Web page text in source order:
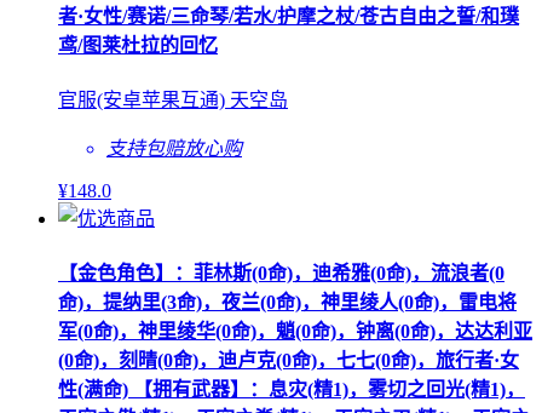
者·女性/赛诺/三命琴/若水/护摩之杖/苍古自由之誓/和璞
鸢/图莱杜拉的回忆
官服(安卓苹果互通) 天空岛
支持包赔放心购
¥148.0
【金色角色】：菲林斯(0命)，迪希雅(0命)，流浪者(0
命)，提纳里(3命)，夜兰(0命)，神里绫人(0命)，雷电将
军(0命)，神里绫华(0命)，魈(0命)，钟离(0命)，达达利亚
(0命)，刻晴(0命)，迪卢克(0命)，七七(0命)，旅行者·女
性(满命) 【拥有武器】：息灾(精1)，雾切之回光(精1)，